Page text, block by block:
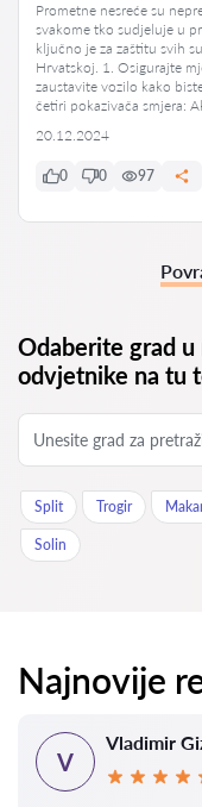
Prometne nesreće su
svakome tko sudjeluje u
ključno je za zaštitu svih
Hrvatskoj. 1. Osigurajte
zaustavite vozilo kako
četiri pokazivača smjera:
20.12.2024
0 0 97
Odaberite grad
odvjetnike na tu
Split Trogir
Solin
Najnovije
V
Vladimir